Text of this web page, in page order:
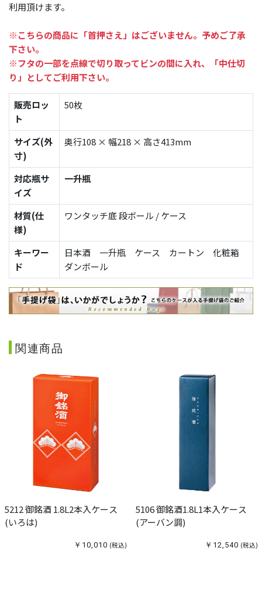
利用頂けます。
※こちらの商品に「首押さえ」はございません。予めご了承
下さい。
※フタの一部を点線で切り取ってビンの間に入れ、「中仕切
り」としてご利用下さい。
販売ロッ
ト
50枚
サイズ(外
寸)
奥行108 × 幅218 × 高さ413mm
対応瓶サ
イズ
一升瓶
材質(仕
様)
ワンタッチ底 段ボール / ケース
キーワー
ド
日本酒 一升瓶 ケース カートン 化粧箱
ダンボール
関連商品
5212 御銘酒 1.8L2本入ケース
(いろは)
￥10,010 (税込)
5106 御銘酒1.8L1本入ケース
(アーバン調)
￥12,540 (税込)